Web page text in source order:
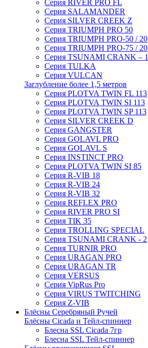
Серия RIVER PRO FL
Серия SALAMANDER
Серия SILVER CREEK Z
Серия TRIUMPH PRO 50
Серия TRIUMPH PRO-50 / 20
Серия TRIUMPH PRO-75 / 20
Серия TSUNAMI CRANK – 1
Серия TULKA
Серия VULCAN
Заглубление более 1,5 метров
Серия PLOTVA TWIN FL 113
Серия PLOTVA TWIN SI 113
Серия PLOTVA TWIN SP 113
Серия SILVER CREEK D
Серия GANGSTER
Серия GOLAVL PRO
Серия GOLAVL S
Серия INSTINCT PRO
Серия PLOTVA TWIN SI 85
Серия R-VIB 18
Серия R-VIB 24
Серия R-VIB 32
Серия REFLEX PRO
Серия RIVER PRO SI
Серия TIK 35
Серия TROLLING SPECIAL
Серия TSUNAMI CRANK - 2
Серия TURNIR PRO
Серия URAGAN PRO
Серия URAGAN TR
Серия VERSUS
Серия VipRus Pro
Серия VIRUS TWITCHING
Серия Z-VIB
Блёсны Серебряный Ручей
Блёсны Cicada и Тейл-спиннер
Блесна SSL Cicada 7гр
Блесна SSL Тейл-спиннер